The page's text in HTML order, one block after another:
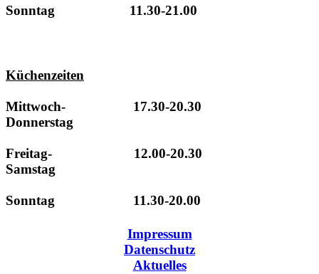
Sonntag 11.30-21.00
Küchenzeiten
Mittwoch- 17.30-20.30
Donnerstag
Freitag- 12.00-20.30
Samstag
Sonntag 11.30-20.00
Impressum
Datenschutz
Aktuelles